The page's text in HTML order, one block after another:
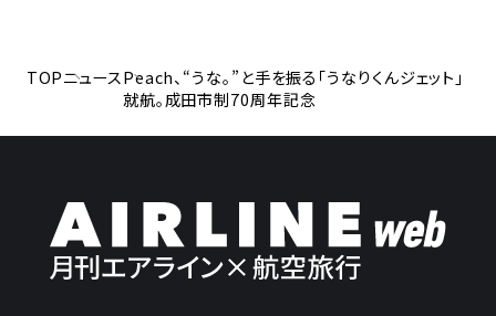
TOPニュースPeach、“うな。”と手を振る「うなりくんジェット」
就航。成田市制70周年記念